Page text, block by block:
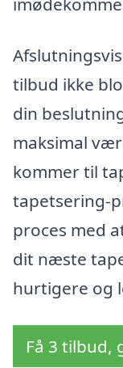
tilbud ikke
din
maksimal
kommer til
tapetsering-
proces med
dit næste
hurtigere og
Få 3 tilbud,